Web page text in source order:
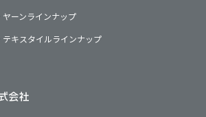
ヤーンラインナップ
テキスタイルラインナップ